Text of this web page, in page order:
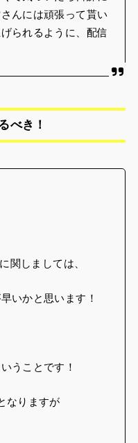
んには頑張って貰い
られるように、配信
べき！
関しましては、
いかと思います！
うことです！
なりますが